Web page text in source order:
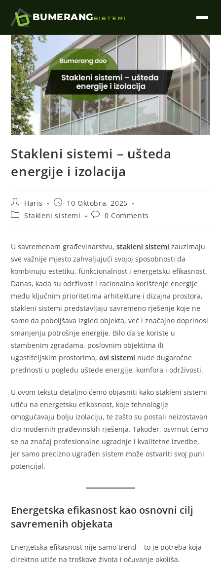
BUMERANGSISTEMI
Stakleni sistemi – ušteda
energije i izolacija
Haris
10 Oktobra, 2025
Stakleni sistemi
0 Comments
U savremenom građevinarstvu, stakleni sistemizauzimaju
sve važnije mjesto zahvaljujući svojoj sposobnosti da
kombinuju estetiku, funkcionalnost i energetsku efikasnost.
Danas, kada su održivost i racionalno korištenje energije
među ključnim prioritetima arhitekture i dizajna prostora,
stakleni sistemi predstavljaju savremeno rješenje koje ne
samo da poboljšava izgled objekta, već i značajno doprinosi
smanjenju potrošnje energije. Bilo da se koriste u
stambenim zgradama, poslovnim objektima ili
ugostiteljskim prostorima,ovi sistemi nude dugoročne
prednosti u pogledu uštede energije, komfora i održivosti.
U ovom tekstu detaljno ćemo objasniti kako stakleni sistemi
utiču na energetsku efikasnost, koje tehnologije
omogućavaju bolju izolaciju, te zašto su postali neizostavan
dio modernih građevinskih rješenja. Također, osvrnut ćemo
se na značaj profesionalne ugradnje i kvalitetne izvedbe,
jer samo precizno ugrađen sistem može ostvariti svoj puni
potencijal.
Energetska efikasnost kao osnovni cilj
savremenih objekata
Energetska efikasnost nije samo trend – to je potreba koja
direktno utiče na troškove života i očuvanje okoliša.